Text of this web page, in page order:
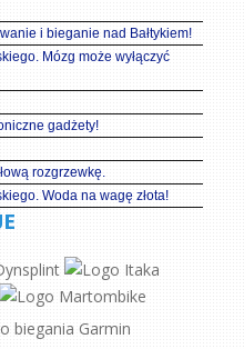
i bieganie nad Bałtykiem!
Mózg może wyłączyć
gadżety!
rozgrzewkę.
Woda na wagę złota!